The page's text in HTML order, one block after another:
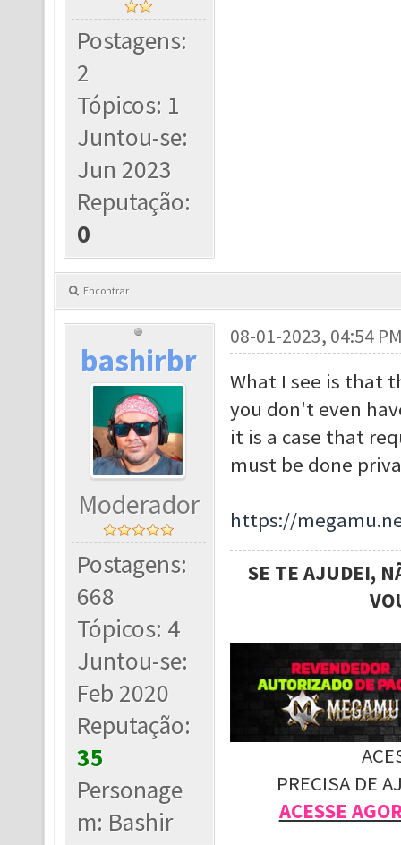
Postagens:
2
Tópicos: 1
Juntou-se:
Jun 2023
Reputação:
0
Encontrar
bashirbr
Moderador
Postagens:
668
Tópicos: 4
Juntou-se:
Feb 2020
Reputação:
35
Personage
m: Bashir
08-01-2023, 04:54
What I see is that
you don't even
it is a case that
must be done
https://
SE TE AJUDEI,
PRECISA DE
ACESSE